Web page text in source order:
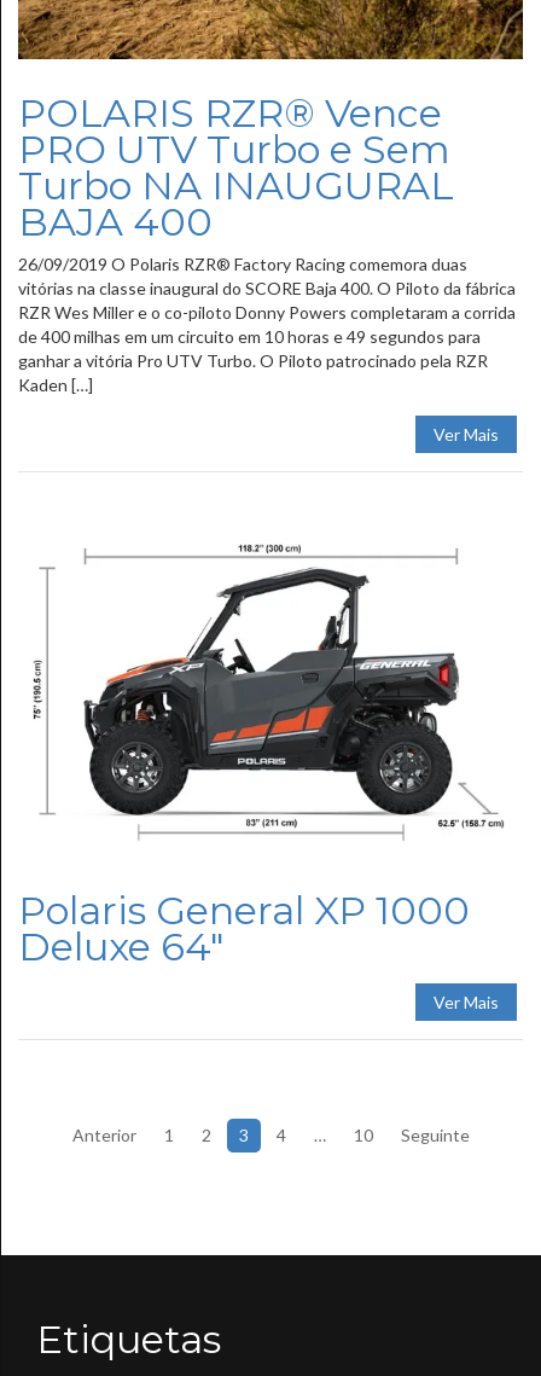
POLARIS RZR® Vence
PRO UTV Turbo e Sem
Turbo NA INAUGURAL
BAJA 400
26/09/2019 O Polaris RZR® Factory Racing comemora duas
vitórias na classe inaugural do SCORE Baja 400. O Piloto da fábrica
RZR Wes Miller e o co-piloto Donny Powers completaram a corrida
de 400 milhas em um circuito em 10 horas e 49 segundos para
ganhar a vitória Pro UTV Turbo. O Piloto patrocinado pela RZR
Kaden […]
Ver Mais
Polaris General XP 1000
Deluxe 64″
Ver Mais
Paginação
Anterior 1 2 3 4 … 10 Seguinte
Etiquetas